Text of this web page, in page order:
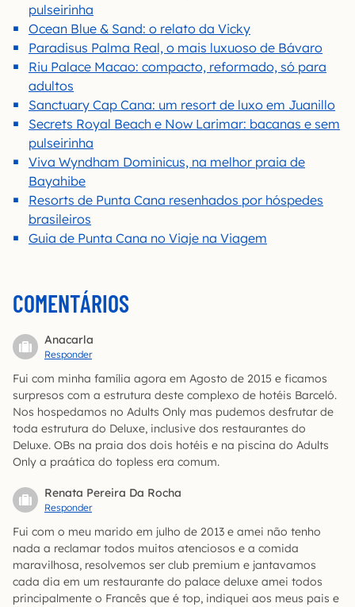
pulseirinha
Ocean Blue & Sand: o relato da Vicky
Paradisus Palma Real, o mais luxuoso de Bávaro
Riu Palace Macao: compacto, reformado, só para
adultos
Sanctuary Cap Cana: um resort de luxo em Juanillo
Secrets Royal Beach e Now Larimar: bacanas e sem
pulseirinha
Viva Wyndham Dominicus, na melhor praia de
Bayahibe
Resorts de Punta Cana resenhados por hóspedes
brasileiros
Guia de Punta Cana no Viaje na Viagem
COMENTÁRIOS
Anacarla
Responder
Fui com minha família agora em Agosto de 2015 e ficamos
surpresos com a estrutura deste complexo de hotéis Barceló.
Nos hospedamos no Adults Only mas pudemos desfrutar de
toda estrutura do Deluxe, inclusive dos restaurantes do
Deluxe. OBs na praia dos dois hotéis e na piscina do Adults
Only a praática do topless era comum.
Renata Pereira Da Rocha
Responder
Fui com o meu marido em julho de 2013 e amei não tenho
nada a reclamar todos muitos atenciosos e a comida
maravilhosa, resolvemos ser club premium e jantavamos
cada dia em um restaurante do palace deluxe amei todos
principalmente o Francês que é top, indiquei aos meus pais e